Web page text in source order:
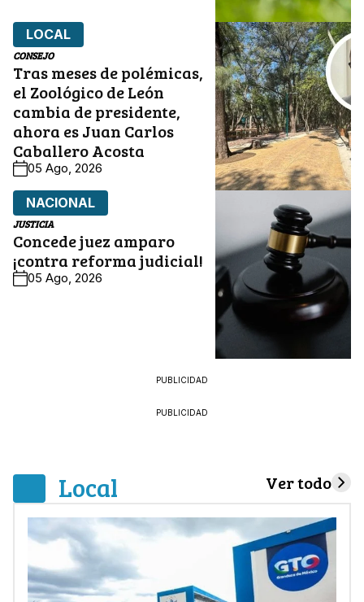
LOCAL
CONSEJO
Tras meses de polémicas,
el Zoológico de León
cambia de presidente,
ahora es Juan Carlos
Caballero Acosta
05 Ago, 2026
NACIONAL
JUSTICIA
Concede juez amparo
¡contra reforma judicial!
05 Ago, 2026
PUBLICIDAD
PUBLICIDAD
Local Ver todo